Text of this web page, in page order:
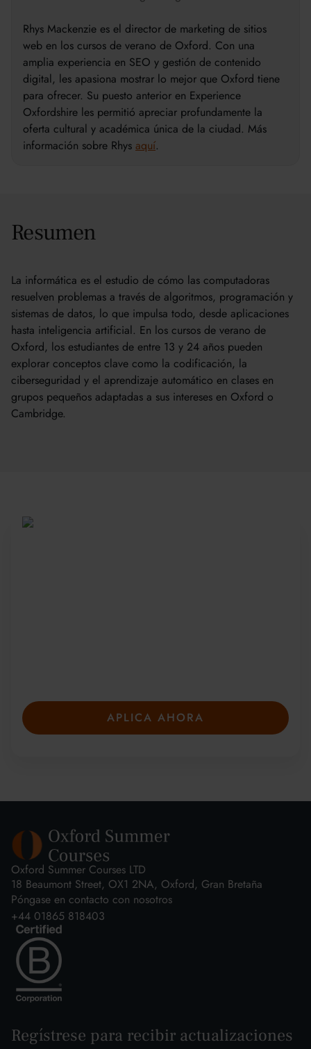
Rhys Mackenzie es el director de marketing de sitios
web en los cursos de verano de Oxford. Con una
amplia experiencia en SEO y gestión de contenido
digital, les apasiona mostrar lo mejor que Oxford tiene
para ofrecer. Su puesto anterior en Experience
Oxfordshire les permitió apreciar profundamente la
oferta cultural y académica única de la ciudad. Más
información sobre Rhys aquí.
Resumen
La informática es el estudio de cómo las computadoras
resuelven problemas a través de algoritmos, programación y
sistemas de datos, lo que impulsa todo, desde aplicaciones
hasta inteligencia artificial. En los cursos de verano de
Oxford, los estudiantes de entre 13 y 24 años pueden
explorar conceptos clave como la codificación, la
ciberseguridad y el aprendizaje automático en clases en
grupos pequeños adaptadas a sus intereses en Oxford o
Cambridge.
APLICA AHORA
Oxford Summer Courses LTD
18 Beaumont Street, OX1 2NA, Oxford, Gran Bretaña
Póngase en contacto con nosotros
+44 01865 818403
Regístrese para recibir actualizaciones